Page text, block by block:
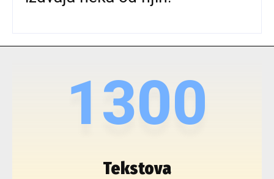
1300
Tekstova